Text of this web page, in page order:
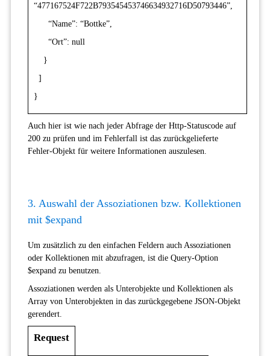
“477167524F722B793545453746634932716D50793446”,
“Name”: “Bottke”,
“Ort”: null
}
]
}
Auch hier ist wie nach jeder Abfrage der Http-Statuscode auf
200 zu prüfen und im Fehlerfall ist das zurückgelieferte
Fehler-Objekt für weitere Informationen auszulesen.
3. Auswahl der Assoziationen bzw. Kollektionen
mit $expand
Um zusätzlich zu den einfachen Feldern auch Assoziationen
oder Kollektionen mit abzufragen, ist die Query-Option
$expand zu benutzen.
Assoziationen werden als Unterobjekte und Kollektionen als
Array von Unterobjekten in das zurückgegebene JSON-Objekt
gerendert.
Request